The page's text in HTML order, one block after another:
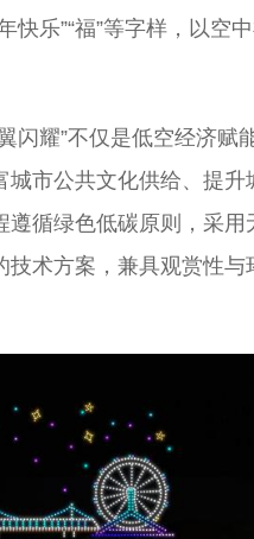
快乐”“福”等字样，以空
耀”不仅是低空经济赋
城市公共文化供给、提升
遵循绿色低碳原则，采用
技术方案，兼具观赏性与